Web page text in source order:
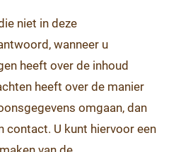
niet in deze
wanneer u
heeft over de inhoud
heeft over de manier
omgaan, dan
contact. U kunt hiervoor een